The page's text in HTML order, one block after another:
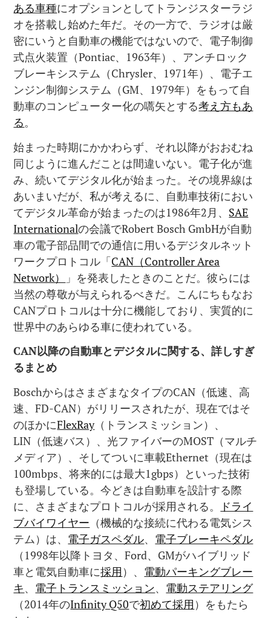
ある車種にオプションとしてトランジスターラジ
オを搭載し始めた年だ。その一方で、ラジオは厳
密にいうと自動車の機能ではないので、電子制御
式点火装置（Pontiac、1963年）、アンチロック
ブレーキシステム（Chrysler、1971年）、電子エ
ンジン制御システム（GM、1979年）をもって自
動車のコンピューター化の嚆矢とする考え方もあ
る。
始まった時期にかかわらず、それ以降がおおむね
同じように進んだことは間違いない。電子化が進
み、続いてデジタル化が始まった。その境界線は
あいまいだが、私が考えるに、自動車技術におい
てデジタル革命が始まったのは1986年2月、 SAE
Internationalの会議でRobert Bosch GmbHが自動
車の電子部品間での通信に用いるデジタルネット
ワークプロトコル「CAN（Controller Area
Network）
」を発表したときのことだ。彼らには
当然の尊敬が与えられるべきだ。こんにちもなお
CANプロトコルは十分に機能しており、実質的に
世界中のあらゆる車に使われている。
CAN以降の自動車とデジタルに関する、詳しすぎ
るまとめ
BoschからはさまざまなタイプのCAN（低速、高
速、FD-CAN）がリリースされたが、現在ではそ
のほかにFlexRay（トランスミッション）、
LIN（低速バス）、光ファイバーのMOST（マルチ
メディア）、そしてついに車載Ethernet（現在は
100mbps、将来的には最大1gbps）といった技術
も登場している。今どきは自動車を設計する際
に、さまざまなプロトコルが採用される。
ドライ
ブバイワイヤー （機械的な接続に代わる電気シス
テム）は、 電子ガスペダル、 電子ブレーキペダル
（1998年以降トヨタ、Ford、GMがハイブリッド
車と電気自動車に採用 ）、 電動パーキングブレー
キ、 電子トランスミッション、 電動ステアリング
（2014年のInfinity Q50で初めて採用 ）をもたら